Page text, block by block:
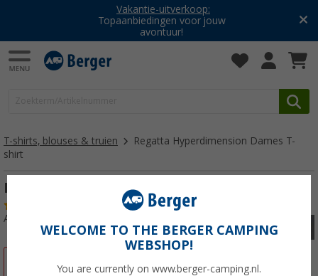
Vakantie-uitverkoop:
Topaanbiedingen voor jouw
avontuur!
T-shirts, blouses & truien
Regatta Hyperdimension Dames T-
shirt
Regatta Hyperdimension Dames T-shirt
Artikelnr: 68706046
WELCOME TO THE BERGER CAMPING
WEBSHOP!
You are currently on www.berger-camping.nl.